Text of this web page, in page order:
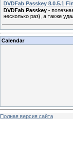
DVDFab Passkey 8.0.5.1
DVDFab Passkey -
несколько раз), а также
Calendar
Полная версия сайта